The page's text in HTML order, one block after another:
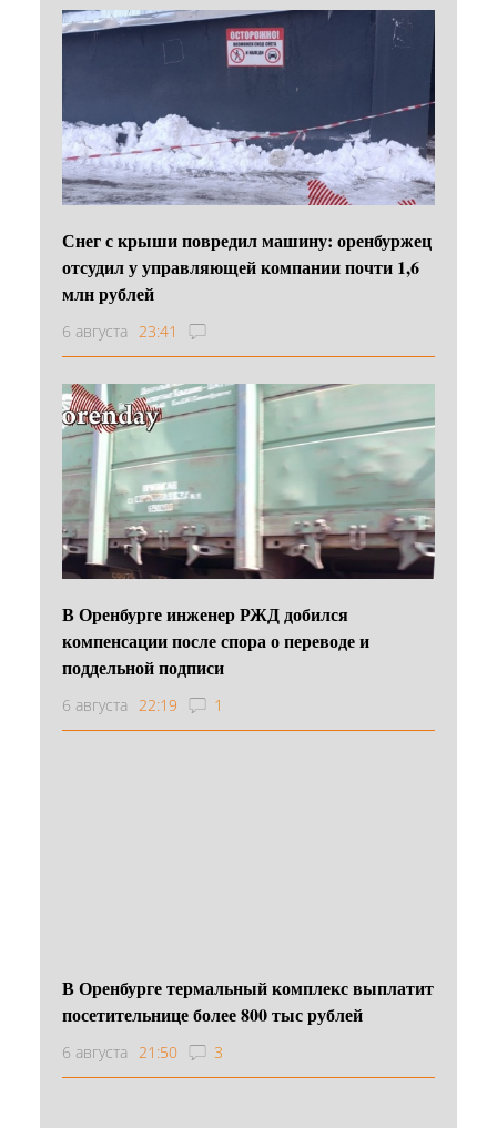
Снег с крыши повредил машину: оренбуржец
отсудил у управляющей компании почти 1,6
млн рублей
6 августа 23:41
В Оренбурге инженер РЖД добился
компенсации после спора о переводе и
поддельной подписи
6 августа 22:19 1
В Оренбурге термальный комплекс выплатит
посетительнице более 800 тыс рублей
6 августа 21:50 3